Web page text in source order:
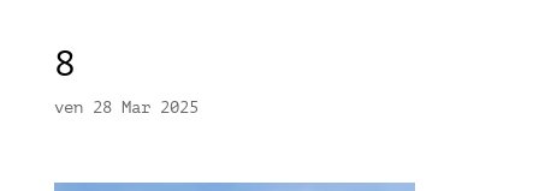
8
ven 28 Mar 2025